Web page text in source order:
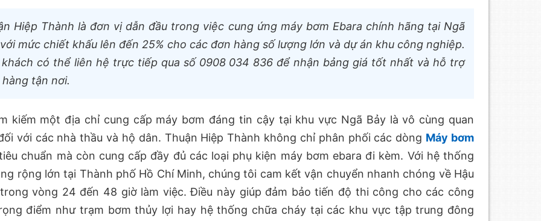
Hiệp Thành là đơn vị dẫn đầu trong việc cung ứng máy bơm Ebara chính hãng tại Ngã
mức chiết khấu lên đến 25% cho các đơn hàng số lượng lớn và dự án khu công nghiệp.
khách có thể liên hệ trực tiếp qua số 0908 034 836 để nhận bảng giá tốt nhất và hỗ trợ
tận nơi.
kiếm một địa chỉ cung cấp máy bơm đáng tin cậy tại khu vực Ngã Bảy là vô cùng quan
với các nhà thầu và hộ dân. Thuận Hiệp Thành không chỉ phân phối các dòng Máy bơm
chuẩn mà còn cung cấp đầy đủ các loại phụ kiện máy bơm ebara đi kèm. Với hệ thống
rộng lớn tại Thành phố Hồ Chí Minh, chúng tôi cam kết vận chuyển nhanh chóng về Hậu
vòng 24 đến 48 giờ làm việc. Điều này giúp đảm bảo tiến độ thi công cho các công
điểm như trạm bơm thủy lợi hay hệ thống chữa cháy tại các khu vực tập trung đông